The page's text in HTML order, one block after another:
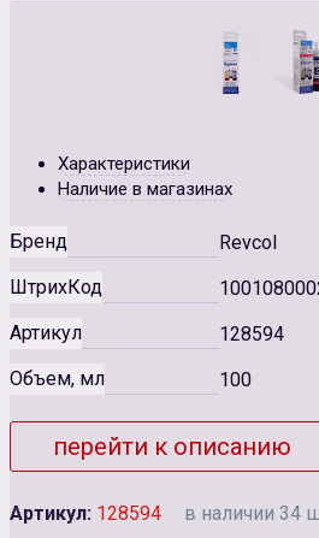
Характеристики
Наличие в магазинах
Бренд
Revcol
ШтрихКод
Артикул
128594
Объем, мл
100
перейти к описанию
Артикул: 128594 в наличии 34